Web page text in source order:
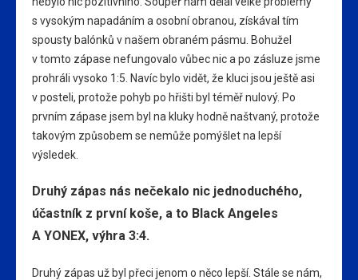
s vysokým napadáním a osobní obranou, získával tím
spousty balónků v našem obraném pásmu. Bohužel
v tomto zápase nefungovalo vůbec nic a po zásluze jsme
prohráli vysoko 1:5. Navíc bylo vidět, že kluci jsou ještě asi
v posteli, protože pohyb po hřišti byl téměř nulový. Po
prvním zápase jsem byl na kluky hodně naštvaný, protože
takovým způsobem se nemůže pomýšlet na lepší
výsledek.
Druhý zápas nás nečekalo nic jednoduchého,
účastník z první koše, a to Black Angeles
A YONEX, výhra 3:4.
Druhý zápas už byl přeci jenom o něco lepší. Stále se nám,